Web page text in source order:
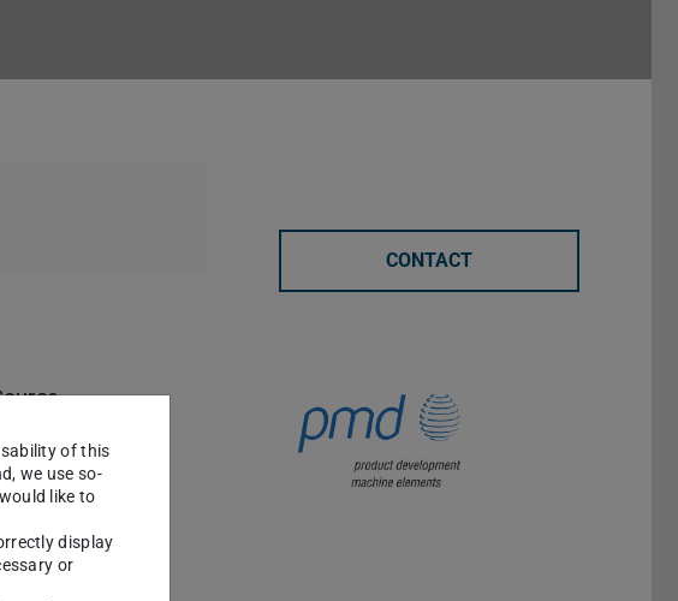
CONTACT
of this
we use so-
like to
display
or